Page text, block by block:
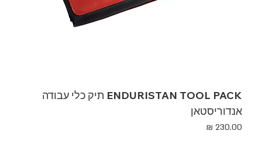
ENDURISTAN TOOL PACK תיק כלי עבודה
אנדוריסטאן
מחיר